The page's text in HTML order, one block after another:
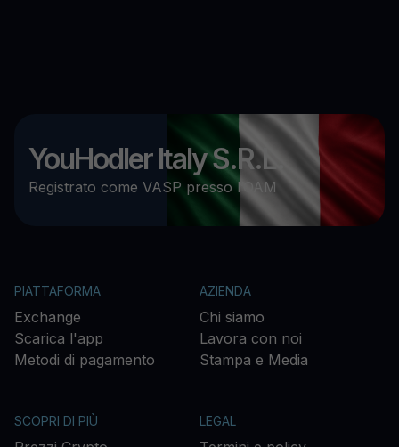
YouHodler Italy S.R.L.
Registrato come VASP presso l’OAM
PIATTAFORMA
Exchange
Scarica l'app
Metodi di pagamento
AZIENDA
Chi siamo
Lavora con noi
Stampa e Media
SCOPRI DI PIÙ LEGAL